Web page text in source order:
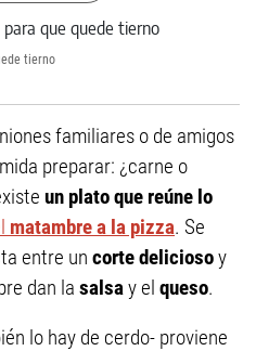
tierno
familiares o de amigos
preparar: ¿carne o
un plato que reúne lo
matambre a la pizza. Se
entre un corte deliciosoy
dan la salsay el queso.
lo hay de cerdo- proviene